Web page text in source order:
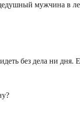
мужчина в
без дела ни дня.